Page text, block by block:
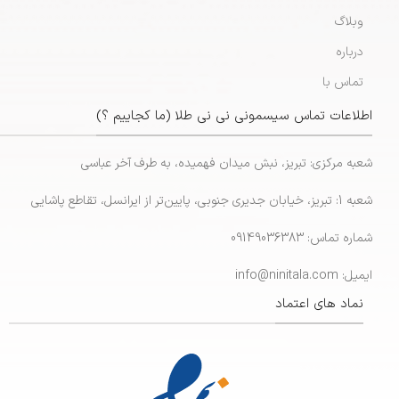
وبلاگ
درباره
تماس با
اطلاعات تماس سیسمونی نی نی طلا (ما کجاییم ؟)
شعبه مرکزی: تبریز، نبش میدان فهمیده، به طرف آخر عباسی
شعبه 1: تبریز، خیابان جدیری جنوبی، پایین‌تر از ایرانسل، تقاطع پاشایی
شماره تماس: 09149036383
ایمیل: info@ninitala.com
نماد های اعتماد